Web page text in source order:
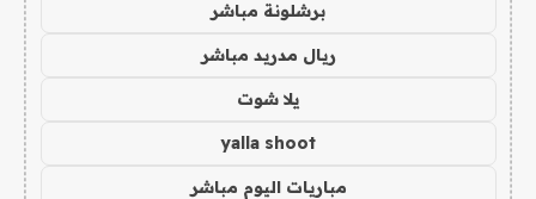
برشلونة مباشر
ريال مدريد مباشر
يلا شوت
yalla shoot
مباريات اليوم مباشر